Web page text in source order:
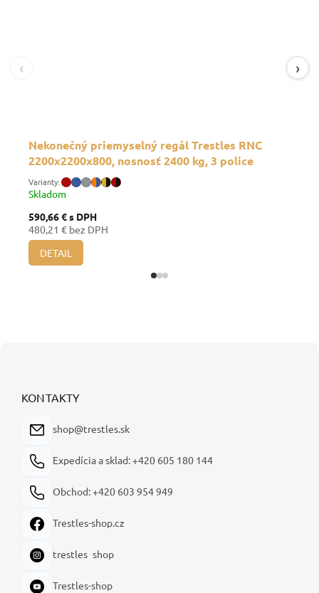
Nekonečný priemyselný regál Trestles RNC
2200x2200x800, nosnosť 2400 kg, 3 police
Skladom
590,66 €s DPH
480,21 € bez DPH
DETAIL
‹ ›
KONTAKTY
shop@trestles.sk
Expedícia a sklad: +420 605 180 144
Obchod: +420 603 954 949
Trestles-shop.cz
trestles_shop
Trestles-shop